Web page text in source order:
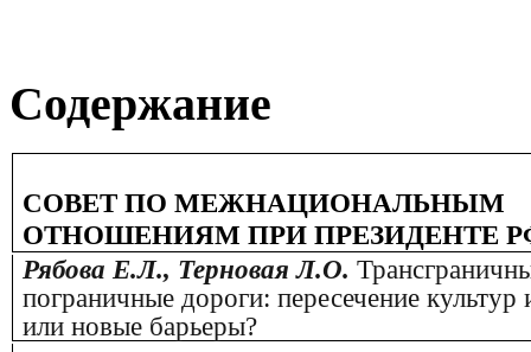
Содержание
СОВЕТ ПО МЕЖНАЦИОНАЛЬНЫМ
ОТНОШЕНИЯМ ПРИ ПРЕЗИДЕНТЕ
Рябова Е.Л., Терновая Л.О.
пограничные дороги: пересечение
или новые барьеры?